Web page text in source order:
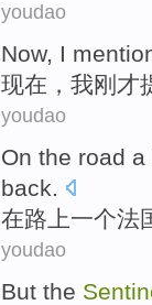
youdao
Now, I
现在 ， 我刚才
youdao
On the road a
back.
在路上一个法
youdao
But the